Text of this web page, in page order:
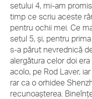
setului 4, mi-am
timp ce scriu aceste
pentru ochii mei. Ce
setul 5, și, pentru
s-a părut nevrednică
alergătura celor doi
acolo, pe Rod Laver,
rar ca o orhidee
recunoașterea.